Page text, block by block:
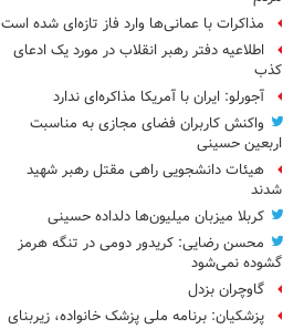
مذاکرات با عمانی‌ها وارد فاز تازه‌ای شده است
اطلاعیه دفتر رهبر انقلاب در مورد یک ادعای
کذب
آجورلو: ایران با آمریکا مذاکره‌ای ندارد
واکنش کاربران فضای مجازی به مناسبت
اربعین حسینی
هیئات دانشجویی راهی مقتل رهبر شهید
شدند
کربلا میزبان میلیون‌ها دلداده حسینی
محسن رضایی: کریدور دومی در تنگه هرمز
گشوده نمی‌شود
گاوچران بزدل
پزشکیان: برنامه ملی پزشک خانواده، زیربنای